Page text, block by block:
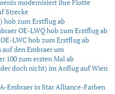
modernisiert ihre Flotte
Strecke
hob zum Erstflug ab
OE-LWQ hob zum Erstflug ab
LWC hob zum Erstflug ab
den Embraer um
100 zum ersten Mal ab
doch nicht) im Anflug auf Wien
Embraer in Star Alliance-Farben